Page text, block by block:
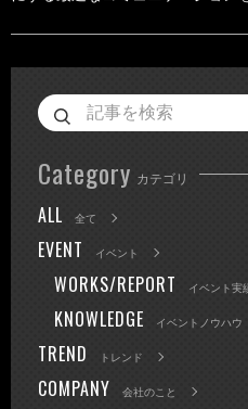
Category カテゴリ
ALL 全て
EVENT イベント
WORKS/REPORT イベント実
KNOWLEDGE イベントノウハウ
TREND トレンド
COMPANY 会社のこと